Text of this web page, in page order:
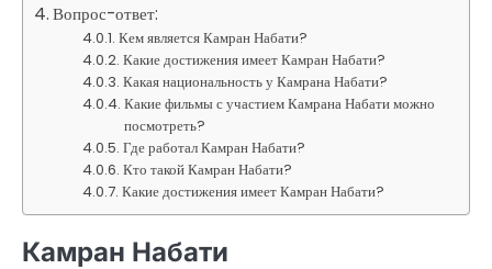
Вопрос-ответ:
Кем является Камран Набати?
Какие достижения имеет Камран Набати?
Какая национальность у Камрана Набати?
Какие фильмы с участием Камрана Набати можно
посмотреть?
Где работал Камран Набати?
Кто такой Камран Набати?
Какие достижения имеет Камран Набати?
Камран Набати